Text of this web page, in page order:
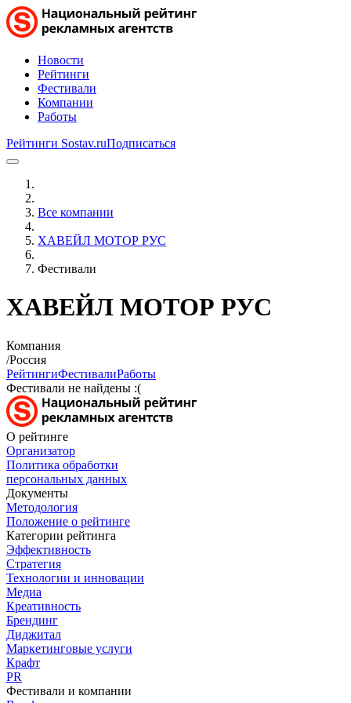
Новости
Рейтинги
Фестивали
Компании
Работы
Рейтинги Sostav.ruПодписаться
Все компании
ХАВЕЙЛ МОТОР РУС
Фестивали
ХАВЕЙЛ МОТОР РУС
Компания
/Россия
РейтингиФестивалиРаботы
Фестивали не найдены :(
О рейтинге
Организатор
Политика обработки
персональных данных
Документы
Методология
Положение о рейтинге
Категории рейтинга
Эффективность
Стратегия
Технологии и инновации
Медиа
Креативность
Брендинг
Диджитал
Маркетинговые услуги
Крафт
PR
Фестивали и компании